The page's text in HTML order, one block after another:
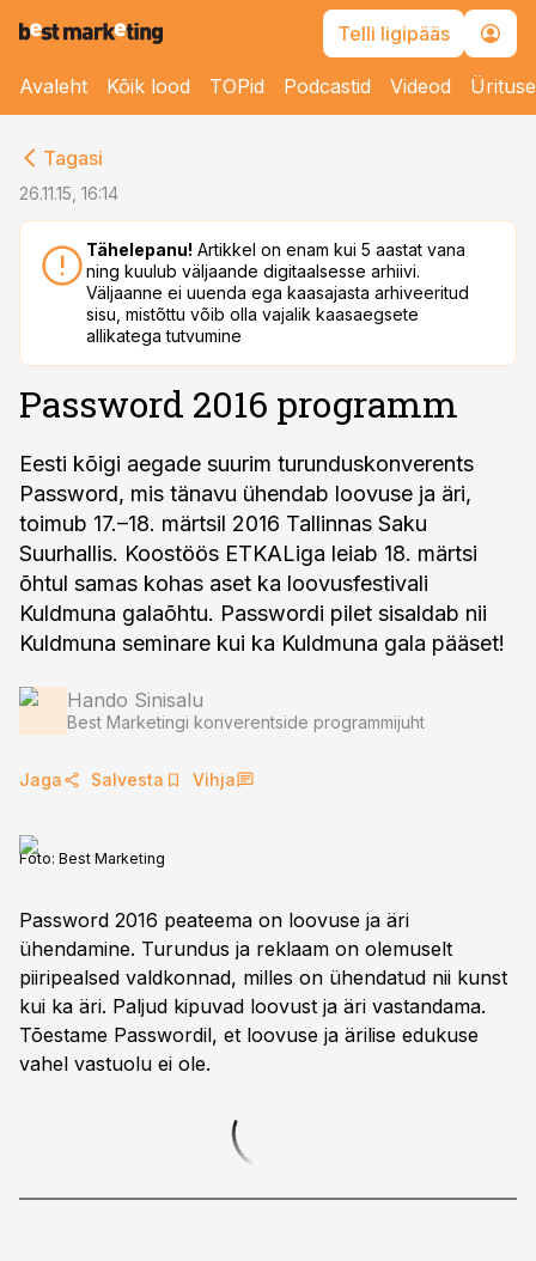
Telli ligipääs
Avaleht Kõik lood TOPid Podcastid Videod
Tagasi
26.11.15, 16:14
Tähelepanu! Artikkel on enam kui 5 aastat vana
ning kuulub väljaande digitaalsesse arhiivi.
Väljaanne ei uuenda ega kaasajasta arhiveeritud
sisu, mistõttu võib olla vajalik kaasaegsete
allikatega tutvumine
Password 2016 programm
Eesti kõigi aegade suurim turunduskonverents
Password, mis tänavu ühendab loovuse ja äri,
toimub 17.–18. märtsil 2016 Tallinnas Saku
Suurhallis. Koostöös ETKALiga leiab 18. märtsi
õhtul samas kohas aset ka loovusfestivali
Kuldmuna galaõhtu. Passwordi pilet sisaldab nii
Kuldmuna seminare kui ka Kuldmuna gala pääset!
Hando Sinisalu
Best Marketingi konverentside programmijuht
Jaga Salvesta Vihja
Foto: Best Marketing
Password 2016 peateema on loovuse ja äri
ühendamine. Turundus ja reklaam on olemuselt
piiripealsed valdkonnad, milles on ühendatud nii kunst
kui ka äri. Paljud kipuvad loovust ja äri vastandama.
Tõestame Passwordil, et loovuse ja ärilise edukuse
vahel vastuolu ei ole.